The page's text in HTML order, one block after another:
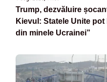
Trump, dezvăluire
Kievul: Statele Unite
din minele Ucrainei”